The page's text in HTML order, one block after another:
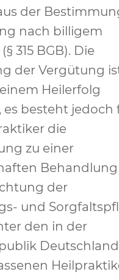
der
nach billigem
315 BGB). Die
der Vergütung
Heilerfolg
es besteht jedoch
die
zu einer
Behandlung
der
und
den in der
Deutschland